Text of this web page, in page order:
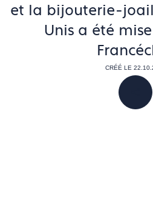
et la bijouterie-
Unis a été
CRÉÉ LE